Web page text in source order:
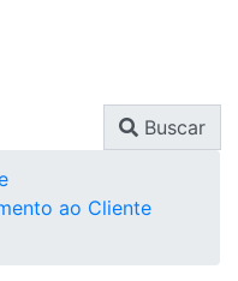
Buscar
ao Cliente